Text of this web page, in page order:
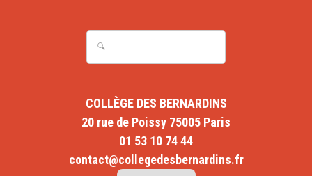
COLLÈGE DES BERNARDINS
20 rue de Poissy 75005 Paris
01 53 10 74 44
contact@collegedesbernardins.fr